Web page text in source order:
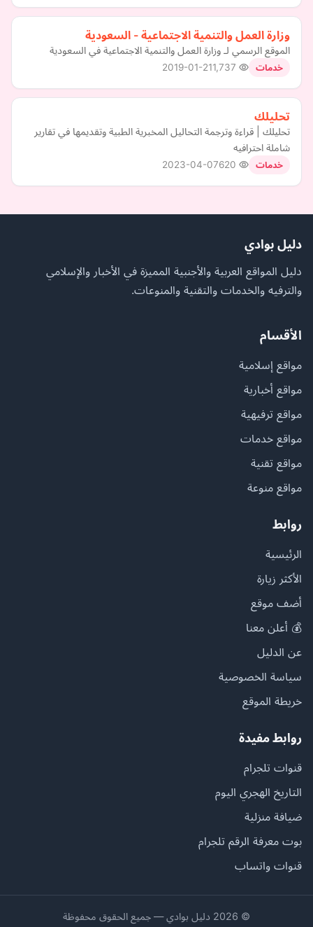
وزارة العمل والتنمية الاجتماعية - السعودية
الموقع الرسمي لـ وزارة العمل والتنمية الاجتماعية في السعودية
خدمات 2019-01-21
تحليلك
تحليلك | قراءة وترجمة التحاليل المخبرية الطبية وتقديمها في تقارير
شاملة احترافيه
خدمات 2023-04-07
دليل بوادي
دليل المواقع العربية والأجنبية المميزة في الأخبار والإسلامي
والترفيه والخدمات والتقنية والمنوعات.
الأقسام
مواقع إسلامية
مواقع أخبارية
مواقع ترفيهية
مواقع خدمات
مواقع تقنية
مواقع منوعة
روابط
الرئيسية
الأكثر زيارة
أضف موقع
💰 أعلن معنا
عن الدليل
سياسة الخصوصية
خريطة الموقع
روابط مفيدة
قنوات تلجرام
التاريخ الهجري اليوم
ضيافة منزلية
بوت معرفة الرقم تلجرام
قنوات واتساب
© 2026 دليل بوادي — جميع الحقوق محفوظة